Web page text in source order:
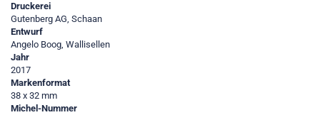
Druckerei
Gutenberg AG, Schaan
Entwurf
Angelo Boog, Wallisellen
Jahr
2017
Markenformat
38 x 32 mm
Michel-Nummer